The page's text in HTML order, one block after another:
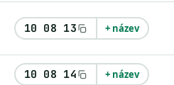
10 08 13 + název
10 08 14 + název